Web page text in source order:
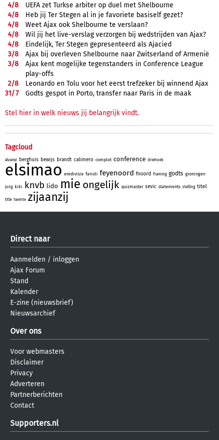
4/8
UEFA zet Turkse arbiter op duel met Shelbourne
4/8
Heb jij Ter Stegen al in je favoriete basiself gezet?
4/8
Weet Ajax ook Shelbourne te verslaan?
4/8
Wil jij het live-verslag verzorgen bij wedstrijden van Ajax?
4/8
Eindelijk, Ter Stegen gepresenteerd als Ajacied
3/8
Ajax bij overleven Shelbourne naar Zwitserland of Armenië
3/8
Ajax kent mogelijke tegenstanders in Conference League
play-offs
2/8
Leonardo en Tolu voor het eerst trefzeker bij winnend Ajax
31/7 Godts gespot in Porto, transfer naar Paris in de maak
Stel hier in welk nieuws jij belangrijk vindt.
Tagcloud
alvarez berghuis bewijs brandt calimero complot conference driehoek
elsimao eredivisie farioli feyenoord fnoord framing godts groningen
jong kiki knvb lido mie ongelijk quizmaster sevic statements stelling titel
title twente zijaanzij
Direct naar
Aanmelden / inloggen
Ajax Forum
Stand
Kalender
E-zine (nieuwsbrief)
Nieuwsarchief
Over ons
Voor webmasters
Disclaimer
Privacy
Adverteren
Partnerberichten
Contact
Supporters.nl